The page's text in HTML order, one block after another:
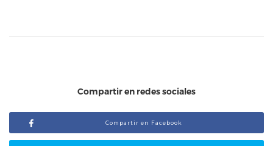
Compartir en redes sociales
Compartir en Facebook